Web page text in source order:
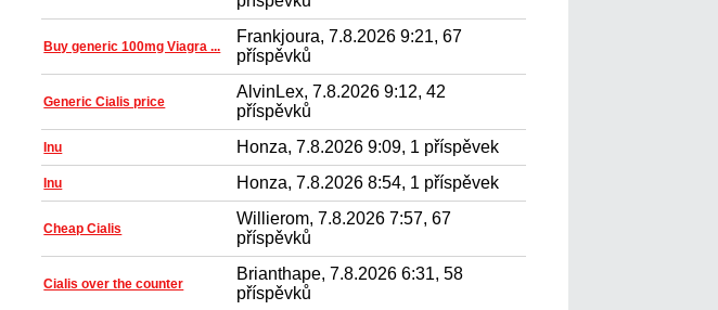
Buy generic 100mg Viagra ...
Frankjoura, 7.8.2026 9:21, 67
příspěvků
Generic Cialis price
AlvinLex, 7.8.2026 9:12, 42
příspěvků
Inu Honza, 7.8.2026 9:09, 1 příspěvek
Inu Honza, 7.8.2026 8:54, 1 příspěvek
Cheap Cialis
Willierom, 7.8.2026 7:57, 67
příspěvků
Cialis over the counter
Brianthape, 7.8.2026 6:31, 58
příspěvků